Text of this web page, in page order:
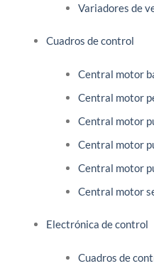
Variadores de
Cuadros de control
Central motor
Central motor
Central motor
Central motor
Central motor
Central motor
Electrónica de control
Cuadros de